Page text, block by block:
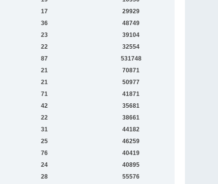
17
29929
36
48749
23
39104
22
32554
87
531748
21
70871
21
50977
71
41871
42
35681
22
38661
31
44182
25
46259
76
40419
24
40895
28
55576